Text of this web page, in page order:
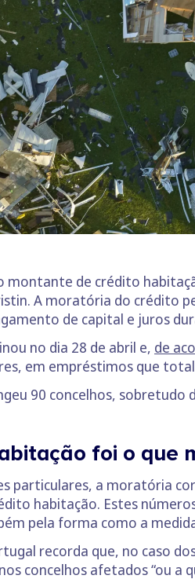
montante de crédito
A moratória do crédito
de capital e juros
no dia 28 de abril e, de
em empréstimos que
90 concelhos, sobretudo
foi o que
particulares, a moratória
habitação. Estes
pela forma como a
recorda que, no caso
concelhos afetados “ou a